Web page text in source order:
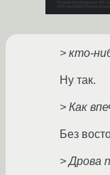
> кто-
Ну так.
> Как
Без
> Дрова